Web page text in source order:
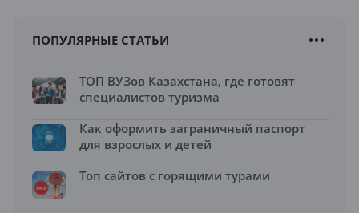
ПОПУЛЯРНЫЕ СТАТЬИ
ТОП ВУЗов Казахстана, где готовят
специалистов туризма
Как оформить заграничный паспорт
для взрослых и детей
Топ сайтов с горящими турами